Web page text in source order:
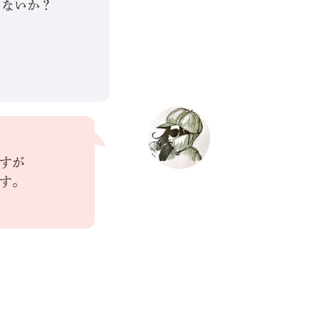
いか？
が
。